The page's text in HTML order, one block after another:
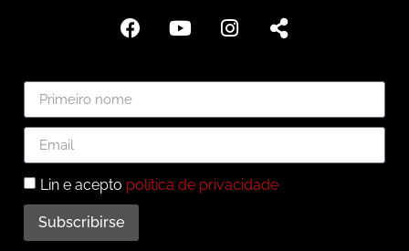
Lin e acepto política de privacidade
Subscribirse